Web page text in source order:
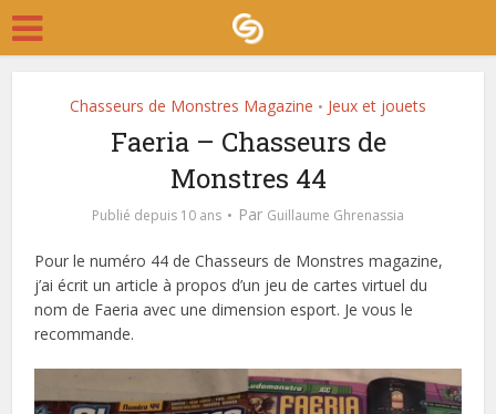
Chasseurs de Monstres Magazine • Jeux et jouets
Faeria – Chasseurs de
Monstres 44
Publié depuis 10 ans Par Guillaume Ghrenassia
Pour le numéro 44 de Chasseurs de Monstres magazine,
j’ai écrit un article à propos d’un jeu de cartes virtuel du
nom de Faeria avec une dimension esport. Je vous le
recommande.